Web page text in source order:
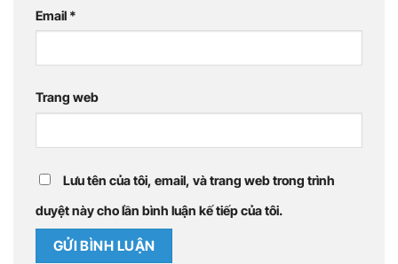
Email *
Trang web
Lưu tên của tôi, email, và trang web trong trình
duyệt này cho lần bình luận kế tiếp của tôi.